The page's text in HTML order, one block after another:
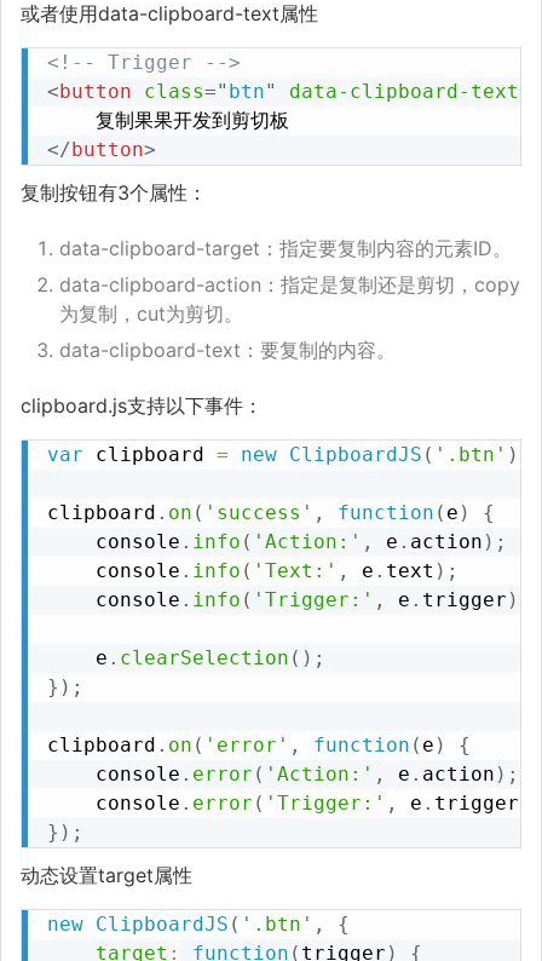
或者使用data-clipboard-text属性
<!-- Trigger -->
<button class=" btn" data-clipboard-text=
</button>
复制按钮有3个属性：
data-clipboard-target：指定要复制内容的元素ID。
data-clipboard-action：指定是复制还是剪切，copy
为复制，cut为剪切。
data-clipboard-text：要复制的内容。
clipboard.js支持以下事件：
var clipboard = new ClipboardJS ( '.btn' )
clipboard . on ( 'success' , function ( e )
{
    console
. info ( 'Action:' , e . action ) ;
    console
. info ( 'Text:' , e . text ) ;
    console
. info ( 'Trigger:' , e . trigger )
    e
. clearSelection ( ) ;
} ) ;
clipboard . on ( 'error' , function ( e )
{
    console
. error ( 'Action:' , e . action ) ;
    console
. error ( 'Trigger:' , e . trigger
} ) ;
动态设置target属性
new ClipboardJS ( '.btn' ,
{
target : function ( trigger ) {